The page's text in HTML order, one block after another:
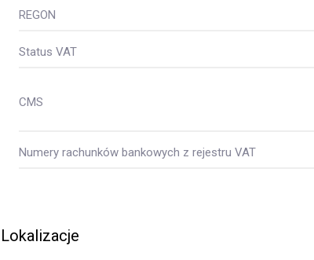
REGON
Status VAT
CMS
Numery rachunków bankowych z rejestru VAT
Lokalizacje